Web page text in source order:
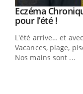
Youtube
Eczéma
pour l’été !
L'été arrive… et
Vacances, plage,
Nos mains sont ...